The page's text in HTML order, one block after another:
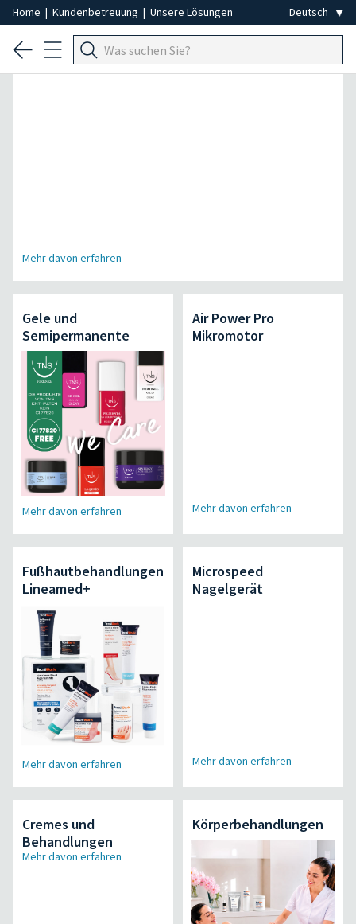
Home | Kundenbetreuung | Unsere Lösungen
Spezial Professionelle Haarentfernung
Mehr davon erfahren
Gele und
Semipermanente
Mehr davon erfahren
Air Power Pro
Mikromotor
Mehr davon erfahren
Fußhautbehandlungen
Lineamed+
Mehr davon erfahren
Microspeed
Nagelgerät
Mehr davon erfahren
Cremes und
Behandlungen
Mehr davon erfahren
Körperbehandlungen